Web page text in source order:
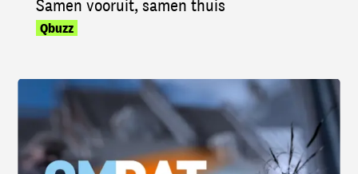
Samen vooruit, samen thuis
Qbuzz